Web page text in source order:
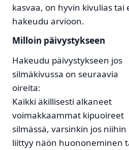
kasvaa, on hyvin kivulias tai
hakeudu arvioon.
Milloin päivystykseen
Hakeudu päivystykseen jos
silmäkivussa on seuraavia
oireita:
Kaikki äkillisesti alkaneet
voimakkaammat kipuoireet
silmässä, varsinkin jos niihin
liittyy näön huononeminen